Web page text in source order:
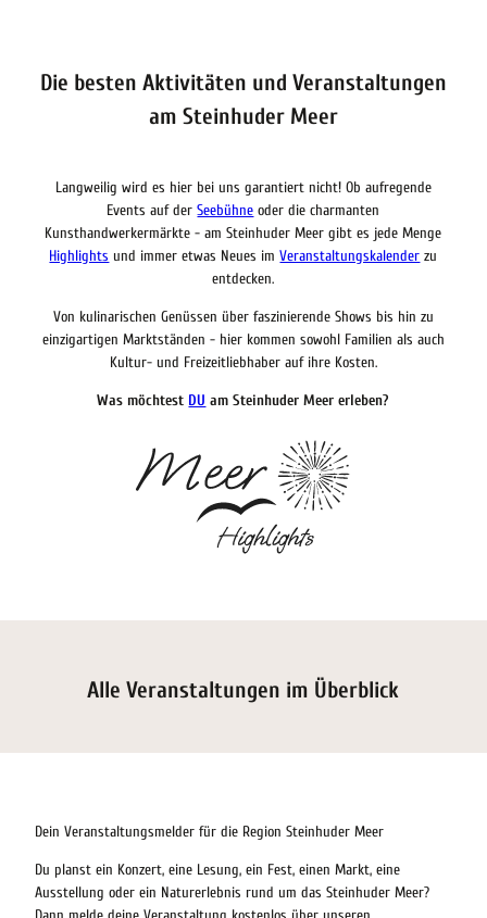
Die besten Aktivitäten und Veranstaltungen
am Steinhuder Meer
Langweilig wird es hier bei uns garantiert nicht! Ob aufregende
Events auf derSeebühne oder die charmanten
Kunsthandwerkermärkte - am Steinhuder Meer gibt es jede Menge
Highlights und immer etwas Neues imVeranstaltungskalender zu
entdecken.
Von kulinarischen Genüssen über faszinierende Shows bis hin zu
einzigartigen Marktständen - hier kommen sowohl Familien als auch
Kultur- und Freizeitliebhaber auf ihre Kosten.
Was möchtest DU am Steinhuder Meer erleben?
Alle Veranstaltungen im Überblick
Dein Veranstaltungsmelder für die Region Steinhuder Meer
Du planst ein Konzert, eine Lesung, ein Fest, einen Markt, eine
Ausstellung oder ein Naturerlebnis rund um das Steinhuder Meer?